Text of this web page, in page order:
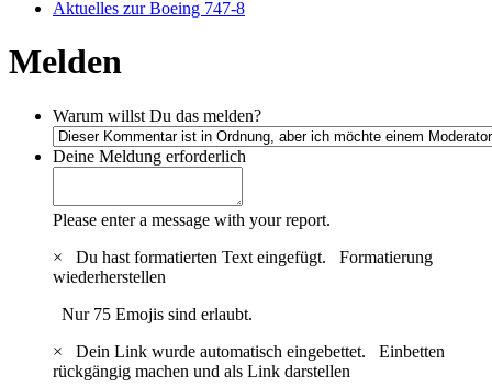
Aktuelles zur Boeing 747-8
Melden
Warum willst Du das melden?
Deine Meldung erforderlich
Please enter a message with your report.
×
Du hast formatierten Text eingefügt. Formatierung
wiederherstellen
Nur 75 Emojis sind erlaubt.
×
Dein Link wurde automatisch eingebettet. Einbetten
rückgängig machen und als Link darstellen